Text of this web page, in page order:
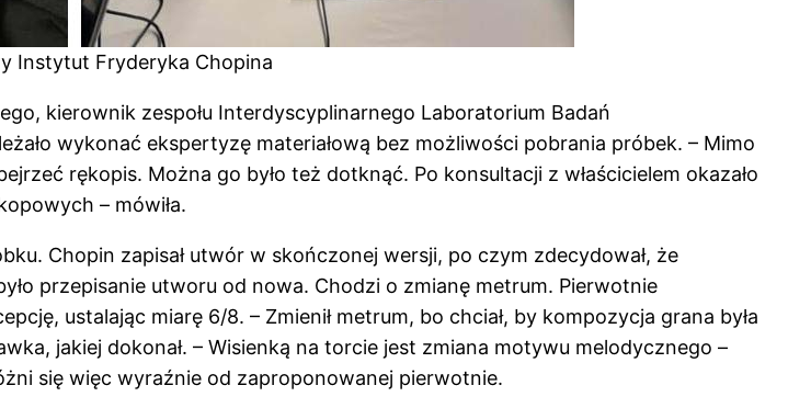
Instytut Fryderyka Chopina
kierownik zespołu Interdyscyplinarnego Laboratorium Badań
wykonać ekspertyzę materiałową bez możliwości pobrania próbek. – Mimo
rękopis. Można go było też dotknąć. Po konsultacji z właścicielem okazało
– mówiła.
Chopin zapisał utwór w skończonej wersji, po czym zdecydował, że
przepisanie utworu od nowa. Chodzi o zmianę metrum. Pierwotnie
ustalając miarę 6/8. – Zmienił metrum, bo chciał, by kompozycja grana była
jakiej dokonał. – Wisienką na torcie jest zmiana motywu melodycznego –
się więc wyraźnie od zaproponowanej pierwotnie.